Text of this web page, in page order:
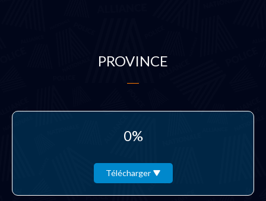
PROVINCE
0%
Télécharger